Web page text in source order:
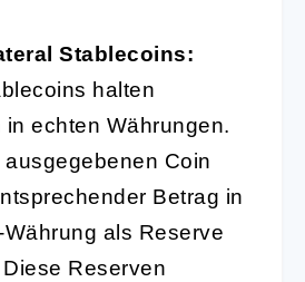
Stablecoins:
halten
in echten Währungen.
ausgegebenen Coin
Betrag in
als Reserve
Reserven